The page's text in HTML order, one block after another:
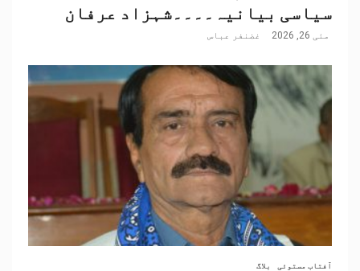
سیاسی بیانیہ۔۔۔۔شہزاد عرفان
مئی 26, 2026 غضنفر عباس
آفتاب مستوئی بلاگ